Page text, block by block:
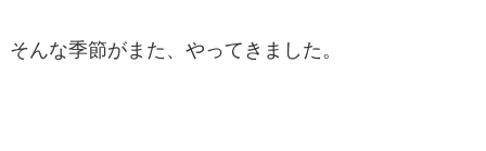
そんな季節がまた、やってきました。